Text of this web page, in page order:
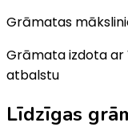
Grāmatas
Grāmata izdota
atbalstu
Līdzīgas